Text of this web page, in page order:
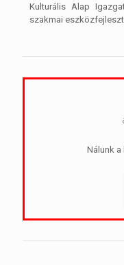
Kulturális Alap
szakmai
Nálunk